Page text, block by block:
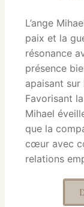
L’ange
paix et la
résonance
présence
apaisant sur
Favorisant
Mihael
que la
cœur avec
relations